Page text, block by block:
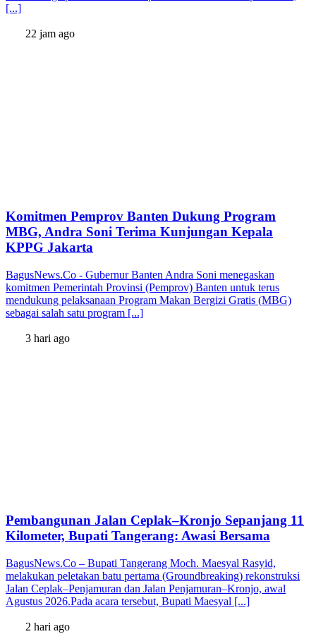
[...]
22 jam ago
Komitmen Pemprov Banten Dukung Program
MBG, Andra Soni Terima Kunjungan Kepala
KPPG Jakarta
BagusNews.Co - Gubernur Banten Andra Soni menegaskan
komitmen Pemerintah Provinsi (Pemprov) Banten untuk terus
mendukung pelaksanaan Program Makan Bergizi Gratis (MBG)
sebagai salah satu program [...]
3 hari ago
Pembangunan Jalan Ceplak–Kronjo Sepanjang 11
Kilometer, Bupati Tangerang: Awasi Bersama
BagusNews.Co – Bupati Tangerang Moch. Maesyal Rasyid,
melakukan peletakan batu pertama (Groundbreaking) rekonstruksi
Jalan Ceplak–Penjamuran dan Jalan Penjamuran–Kronjo, awal
Agustus 2026.Pada acara tersebut, Bupati Maesyal [...]
2 hari ago